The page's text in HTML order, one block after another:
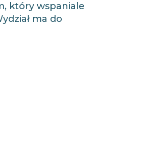
który wspaniale
ma do